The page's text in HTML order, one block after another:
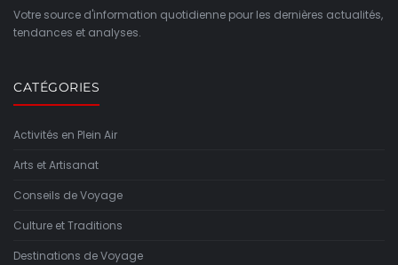
Votre source d'information quotidienne pour les dernières actualités,
tendances et analyses.
CATÉGORIES
Activités en Plein Air
Arts et Artisanat
Conseils de Voyage
Culture et Traditions
Destinations de Voyage